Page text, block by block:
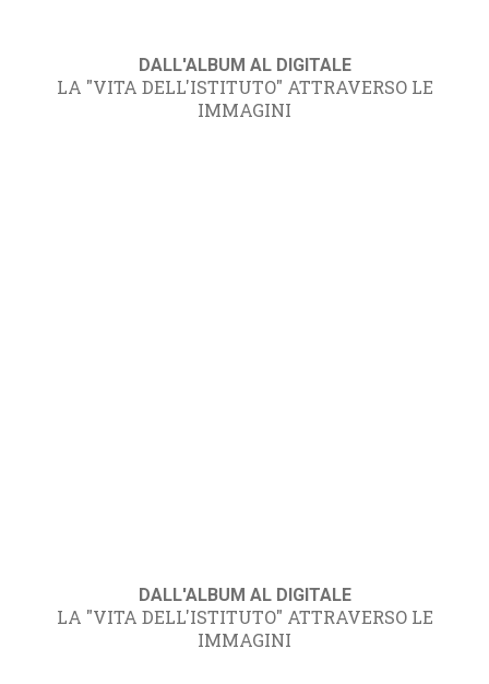
DALL'ALBUM AL DIGITALE
LA "VITA DELL'ISTITUTO" ATTRAVERSO LE
IMMAGINI
DALL'ALBUM AL DIGITALE
LA "VITA DELL'ISTITUTO" ATTRAVERSO LE
IMMAGINI